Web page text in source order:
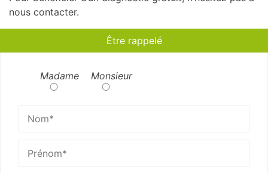
nous contacter.
Être rappelé
Madame Monsieur